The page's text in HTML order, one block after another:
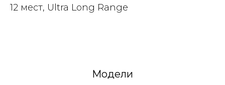
12 мест, Ultra Long Range
Модели